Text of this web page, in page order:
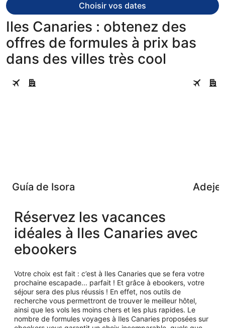
est
maintenant
de
personne.
Choisir vos dates
Iles Canaries : obtenez des
offres de formules à prix bas
dans des villes très cool
Guía de Isora
Guía de Isora
Adeje
Adeje
Réservez les vacances
idéales à Iles Canaries avec
ebookers
Votre choix est fait : c’est à Iles Canaries que se fera votre
prochaine escapade... parfait ! Et grâce à ebookers, votre
séjour sera des plus réussis ! En effet, nos outils de
recherche vous permettront de trouver le meilleur hôtel,
ainsi que les vols les moins chers et les plus rapides. Le
nombre de formules voyages à Iles Canaries proposées sur